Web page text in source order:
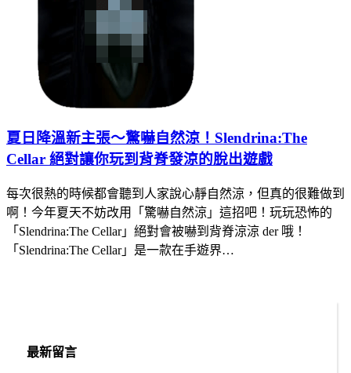
夏日降溫新主張～驚嚇自然涼！Slendrina:The
Cellar 絕對讓你玩到背脊發涼的脫出遊戲
每次很熱的時候都會聽到人家說心靜自然涼，但真的很難做到
啊！今年夏天不妨改用「驚嚇自然涼」這招吧！玩玩恐怖的
「Slendrina:The Cellar」絕對會被嚇到背脊涼涼 der 哦！
「Slendrina:The Cellar」是一款在手遊界…
最新留言